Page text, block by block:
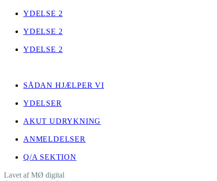
YDELSE 2
YDELSE 2
YDELSE 2
SÅDAN HJÆLPER VI
YDELSER
AKUT UDRYKNING
ANMELDELSER
Q/A SEKTION
Lavet af MØ digital